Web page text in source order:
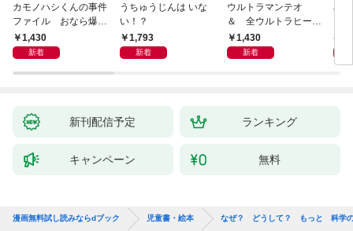
カモノハシくんの事件
ファイル おなら爆
弾！ 危機イッパツ編
1,430
新着
うちゅうじんは いな
い！？
1,793
新着
ウルトラマンテオ
＆ 全ウルトラヒーロ
ー大集合 あそべるず
かん
1,430
新着
星
新刊配信予定 ランキング
キャンペーン 無料
漫画無料試し読みならdブック 児童書・絵本 なぜ？ どうして？ もっと 科学